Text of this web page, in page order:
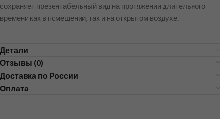
сохраняет презентабельный вид на протяжении длительного
времени как в помещении, так и на открытом воздухе.
Детали
Отзывы (0)
Доставка по России
Оплата